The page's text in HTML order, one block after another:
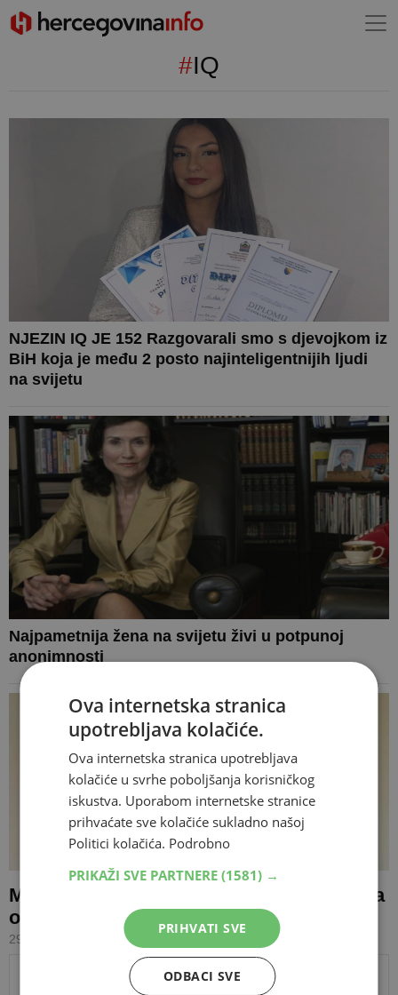
#IQ
NJEZIN IQ JE 152 Razgovarali smo s djevojkom iz
BiH koja je među 2 posto najinteligentnijih ljudi
na svijetu
Najpametnija žena na svijetu živi u potpunoj
anonimnosti
Mlada Iranka službeno je najinteligentnija
osoba na svijetu
29.08.2019 09:29
PRIKAŽI JOŠ VIJESTI
Ova internetska stranica
upotrebljava kolačiće.
Ova internetska stranica upotrebljava
kolačiće u svrhe poboljšanja korisničkog
iskustva. Uporabom internetske stranice
prihvaćate sve kolačiće sukladno našoj
Politici kolačića. Podrobno
PRIKAŽI SVE PARTNERE (1581) →
PRIHVATI SVE
ODBACI SVE